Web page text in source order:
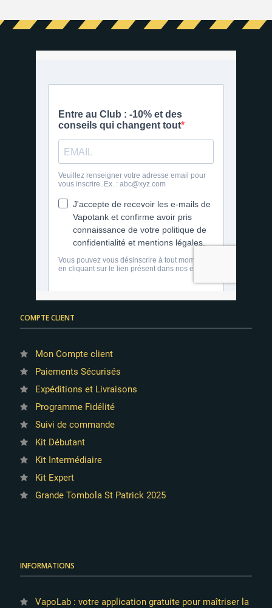
COMPTE CLIENT
Mon Compte client
Paiements Sécurisés
Expéditions et Livraisons
Programme Fidélité
Suivi de commande
Kit Débutant
Kit Intermédiaire
Kit Expert
Grande Tombola St Patrick 2025
INFORMATIONS
VapoLab : votre application gratuite pour maîtriser la